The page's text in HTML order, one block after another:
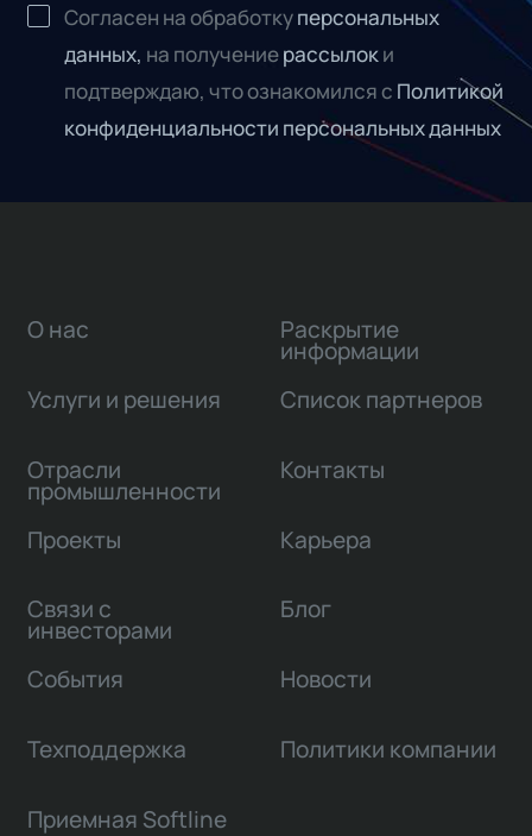
Согласен на обработкуперсональных
данных, на получениерассылоки
подтверждаю, что ознакомился с Политикой
конфиденциальности персональных данных
О нас
Услуги и решения
Отрасли
промышленности
Проекты
Связи с
инвесторами
Раскрытие
информации
Список партнеров
Контакты
Карьера
Блог
События Новости
Техподдержка Политики компании
Приемная Softline